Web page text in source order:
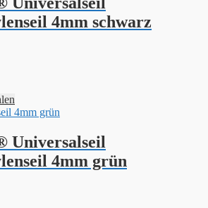
4mm schwarz
Universalseil
4mm grün